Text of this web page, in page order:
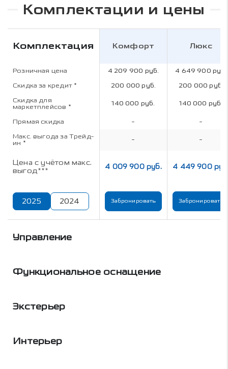
Комплектации и цены
Комплектация Комфорт Люкс
Розничная цена 4 209 900 руб. 4 649 900 руб.
Скидка за кредит * 200 000 руб. 200 000 руб.
Скидка для
маркетплейсов * 140 000 руб. 140 000 руб.
Прямая скидка - -
Макс. выгода за Трейд-
ин * - -
Цена с учётом макс.
выгод***
4 009 900 руб. 4 449 900
2025 2024 Забронировать Забронировать
Управление
Функциональное оснащение
Экстерьер
Интерьер